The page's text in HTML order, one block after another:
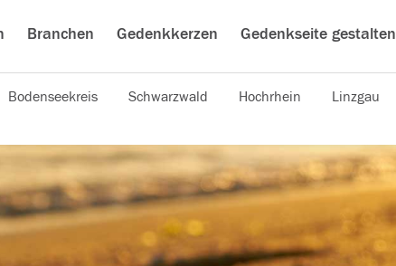
Branchen Gedenkkerzen Gedenkseite gestalten
Bodenseekreis Schwarzwald Hochrhein Linzgau